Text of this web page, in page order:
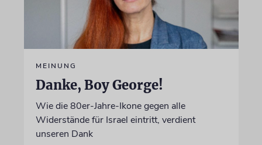
MEINUNG
Danke, Boy George!
Wie die 80er-Jahre-Ikone gegen alle
Widerstände für Israel eintritt, verdient
unseren Dank